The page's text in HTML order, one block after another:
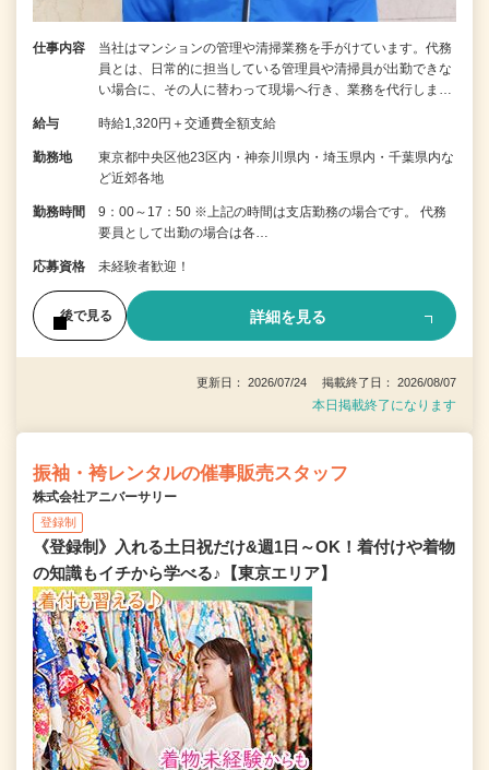
仕事内容
当社はマンションの管理や清掃業務を手がけています。代務
員とは、日常的に担当している管理員や清掃員が出勤できな
い場合に、その人に替わって現場へ行き、業務を代行しま…
給与 時給1,320円＋交通費全額支給
勤務地
東京都中央区他23区内・神奈川県内・埼玉県内・千葉県内な
ど近郊各地
勤務時間
9：00～17：50 ※上記の時間は支店勤務の場合です。 代務
要員として出勤の場合は各…
応募資格 未経験者歓迎！
後で見る 詳細を見る
更新日： 2026/07/24 掲載終了日： 2026/08/07
本日掲載終了になります
振袖・袴レンタルの催事販売スタッフ
株式会社アニバーサリー
登録制
《登録制》入れる土日祝だけ&週1日～OK！着付けや着物
の知識もイチから学べる♪【東京エリア】